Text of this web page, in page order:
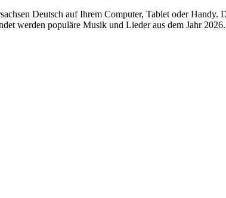
Deutsch auf Ihrem Computer, Tablet oder
werden populäre Musik und Lieder aus dem Jahr